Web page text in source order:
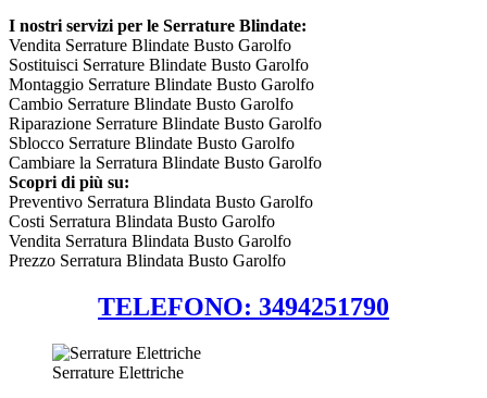
I nostri servizi per le Serrature Blindate:
Vendita Serrature Blindate Busto Garolfo
Sostituisci Serrature Blindate Busto Garolfo
Montaggio Serrature Blindate Busto Garolfo
Cambio Serrature Blindate Busto Garolfo
Riparazione Serrature Blindate Busto Garolfo
Sblocco Serrature Blindate Busto Garolfo
Cambiare la Serratura Blindate Busto Garolfo
Scopri di più su:
Preventivo Serratura Blindata Busto Garolfo
Costi Serratura Blindata Busto Garolfo
Vendita Serratura Blindata Busto Garolfo
Prezzo Serratura Blindata Busto Garolfo
TELEFONO: 3494251790
Serrature Elettriche